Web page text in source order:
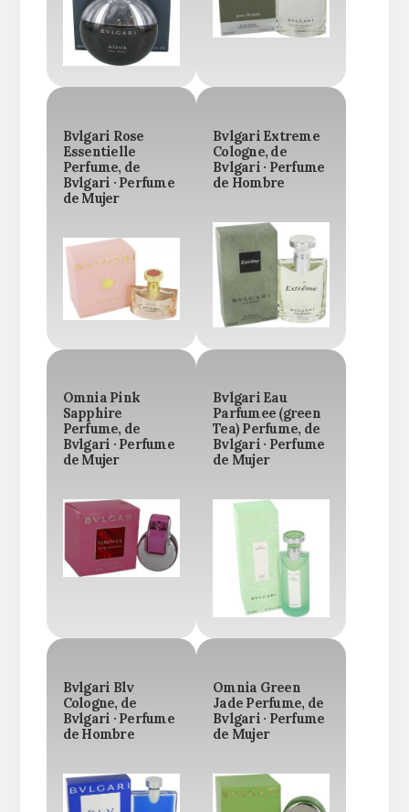
Bvlgari Rose
Essentielle
Perfume, de
Bvlgari · Perfume
de Mujer
Bvlgari Extreme
Cologne, de
Bvlgari · Perfume
de Hombre
Omnia Pink
Sapphire
Perfume, de
Bvlgari · Perfume
de Mujer
Bvlgari Eau
Parfumee (green
Tea) Perfume, de
Bvlgari · Perfume
de Mujer
Bvlgari Blv
Cologne, de
Bvlgari · Perfume
de Hombre
Omnia Green
Jade Perfume, de
Bvlgari · Perfume
de Mujer